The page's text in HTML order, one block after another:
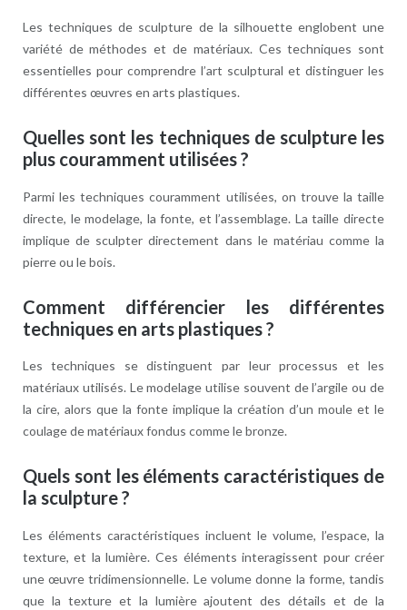
Les techniques de sculpture de la silhouette englobent une
variété de méthodes et de matériaux. Ces techniques sont
essentielles pour comprendre l’art sculptural et distinguer les
différentes œuvres en arts plastiques.
Quelles sont les techniques de sculpture les
plus couramment utilisées ?
Parmi les techniques couramment utilisées, on trouve la taille
directe, le modelage, la fonte, et l’assemblage. La taille directe
implique de sculpter directement dans le matériau comme la
pierre ou le bois.
Comment différencier les différentes
techniques en arts plastiques ?
Les techniques se distinguent par leur processus et les
matériaux utilisés. Le modelage utilise souvent de l’argile ou de
la cire, alors que la fonte implique la création d’un moule et le
coulage de matériaux fondus comme le bronze.
Quels sont les éléments caractéristiques de
la sculpture ?
Les éléments caractéristiques incluent le volume, l’espace, la
texture, et la lumière. Ces éléments interagissent pour créer
une œuvre tridimensionnelle. Le volume donne la forme, tandis
que la texture et la lumière ajoutent des détails et de la